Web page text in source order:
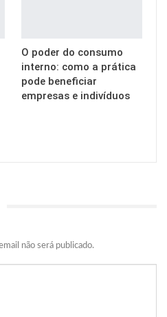
O poder do consumo
interno: como a prática
pode beneficiar
empresas e indivíduos
não será publicado.